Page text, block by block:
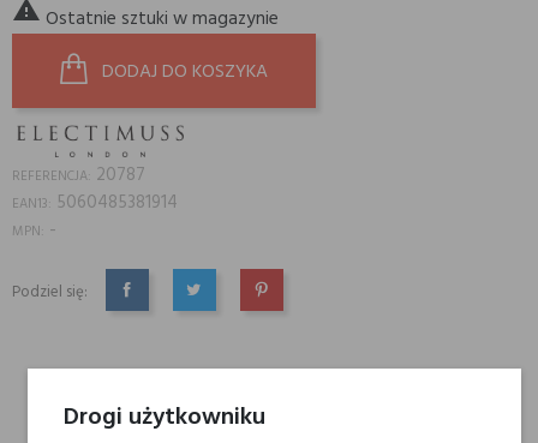
 Ostatnie sztuki w magazynie
DODAJ DO KOSZYKA
REFERENCJA: 20787
EAN13: 5060485381914
MPN: -
Podziel się:
UDOSTĘPNIJTWEETUJPINTEREST
Min. 3 próbki gratis do zamówienia powyżej 200 zł
Drogi użytkowniku